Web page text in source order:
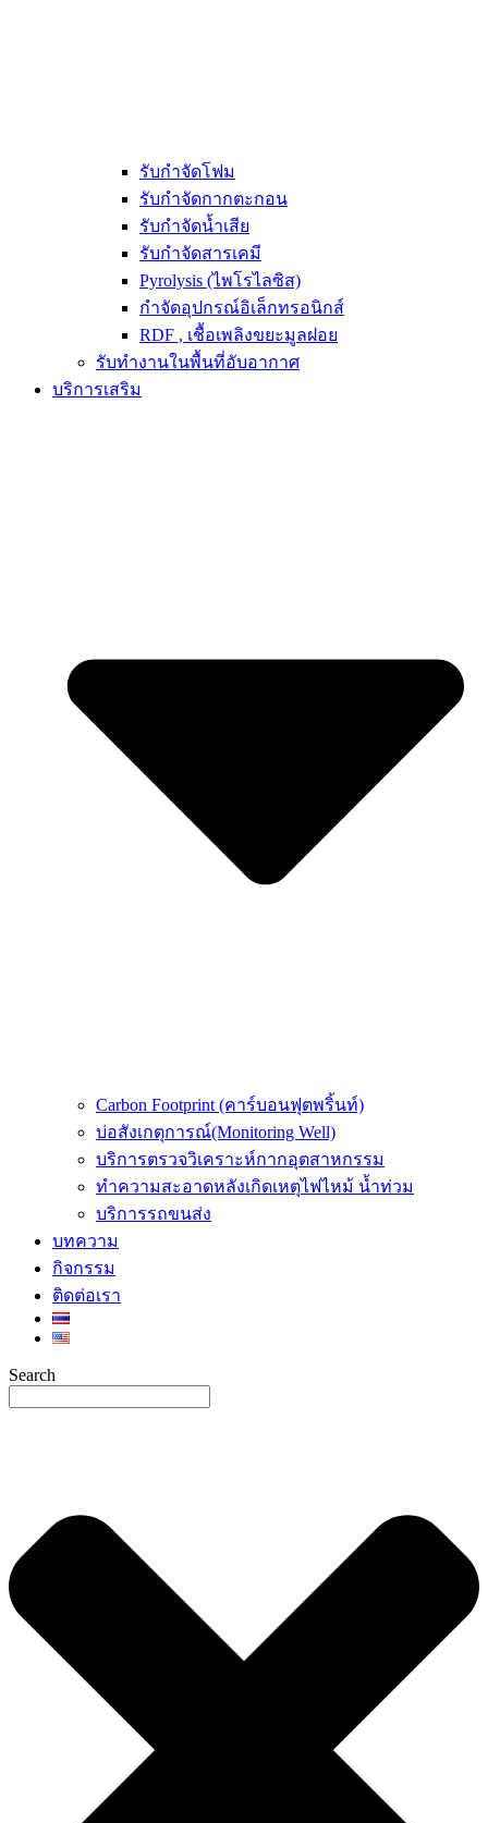
รับกำจัดโฟม
รับกำจัดกากตะกอน
รับกำจัดน้ำเสีย
รับกำจัดสารเคมี
Pyrolysis (ไพโรไลซิส)
กำจัดอุปกรณ์อิเล็กทรอนิกส์
RDF , เชื้อเพลิงขยะมูลฝอย
รับทำงานในพื้นที่อับอากาศ
บริการเสริม
Carbon Footprint (คาร์บอนฟุตพริ้นท์)
บ่อสังเกตุการณ์(Monitoring Well)
บริการตรวจวิเคราะห์กากอุตสาหกรรม
ทำความสะอาดหลังเกิดเหตุไฟไหม้ น้ำท่วม
บริการรถขนส่ง
บทความ
กิจกรรม
ติดต่อเรา
Search